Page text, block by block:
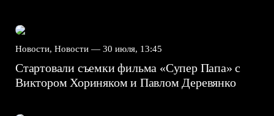
Новости, Новости — 30 июля, 13:45
Стартовали съемки фильма «Супер Папа» с
Виктором Хориняком и Павлом Деревянко